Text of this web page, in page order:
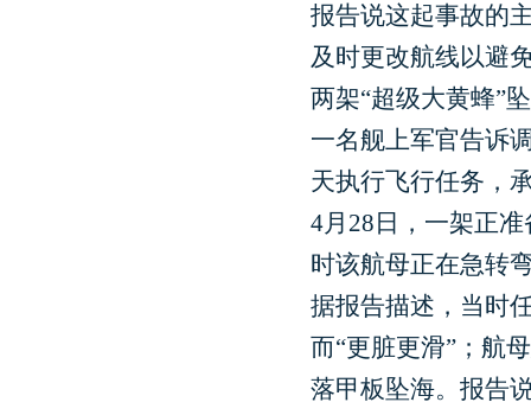
报告说这起事故的
及时更改航线以避
两架“超级大黄蜂”
一名舰上军官告诉
天执行飞行任务，
4月28日，一架正
时该航母正在急转
据报告描述，当时
而“更脏更滑”；航
落甲板坠海。报告